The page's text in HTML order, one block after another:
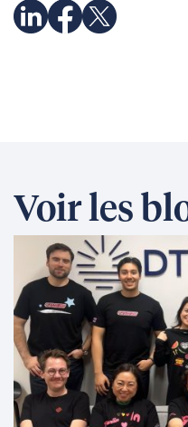
Voir les